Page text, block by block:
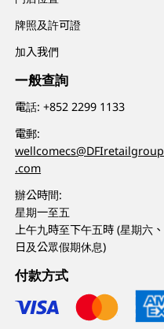
牌照及許可證
加入我們
一般查詢
電話:+852 2299 1133
電郵:
wellcomecs@DFIretailgroup
.com
辦公時間:
星期一至五
上午九時至下午五時 (星期六、
日及公眾假期休息)
付款方式